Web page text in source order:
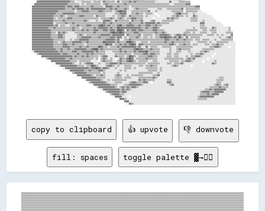
copy to clipboard 👍 upvote 👎 downvote
fill: spaces toggle palette ▓→✊🏽